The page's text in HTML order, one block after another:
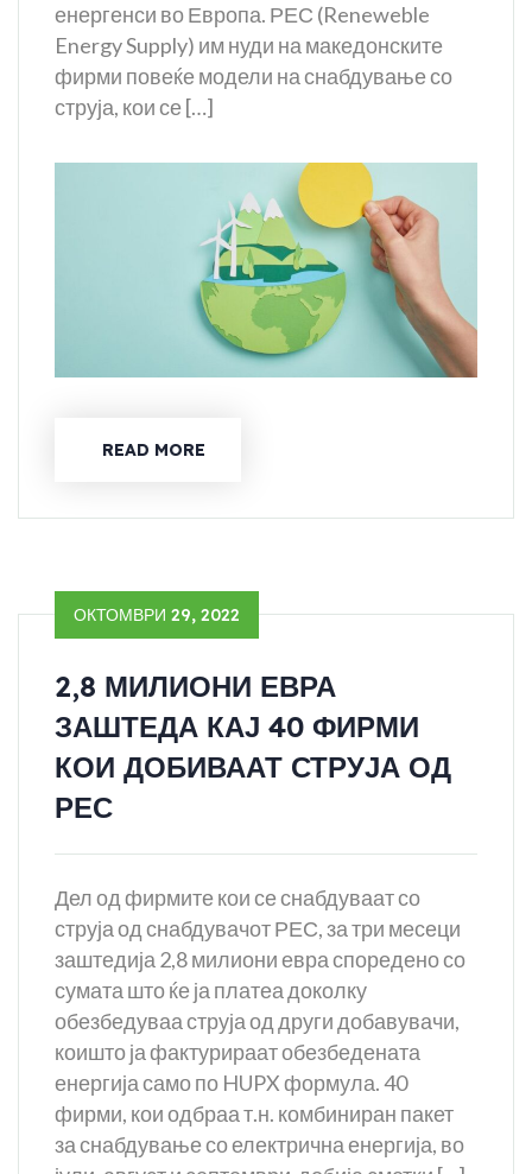
енергенси во Европа. РЕС (Reneweble
Energy Supply) им нуди на македонските
фирми повеќе модели на снабдување со
струја, кои се […]
READ MORE
ОКТОМВРИ 29, 2022
2,8 МИЛИОНИ ЕВРА
ЗАШТЕДА КАЈ 40 ФИРМИ
КОИ ДОБИВААТ СТРУЈА ОД
РЕС
Дел од фирмите кои се снабдуваат со
струја од снабдувачот РЕС, за три месеци
заштедија 2,8 милиони евра споредено со
сумата што ќе ја платеа доколку
обезбедуваа струја од други добавувачи,
коишто ја фактурираат обезбедената
енергија само по HUPX формула. 40
фирми, кои одбраа т.н. комбиниран пакет
за снабдување со електрична енергија, во